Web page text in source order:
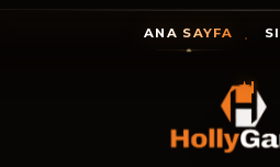
ANA SAYFA